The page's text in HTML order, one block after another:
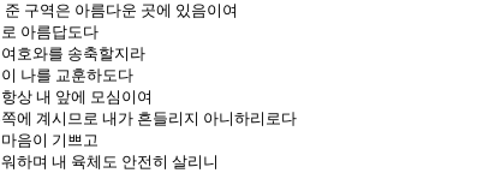
구역은 아름다운 곳에 있음이여
아름답도다
호와를 송축할지라
나를 교훈하도다
상 내 앞에 모심이여
에 계시므로 내가 흔들리지 아니하리로다
음이 기쁘고
하며 내 육체도 안전히 살리니